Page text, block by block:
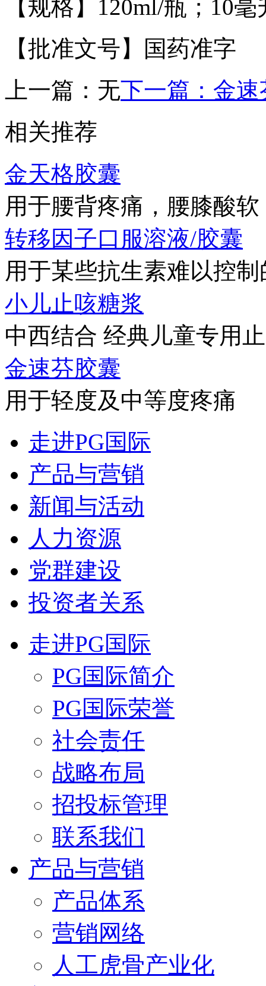
【规格】120ml/瓶；10
【批准文号】国药准字
上一篇： 无下一篇： 金速
相关推荐
金天格胶囊
用于腰背疼痛，腰膝酸
转移因子口服溶液/胶囊
用于某些抗生素难以控
小儿止咳糖浆
中西结合 经典儿童专用
金速芬胶囊
用于轻度及中等度疼痛
走进PG国际
产品与营销
新闻与活动
人力资源
党群建设
投资者关系
走进PG国际
PG国际简介
PG国际荣誉
社会责任
战略布局
招投标管理
联系我们
产品与营销
产品体系
营销网络
人工虎骨产业化